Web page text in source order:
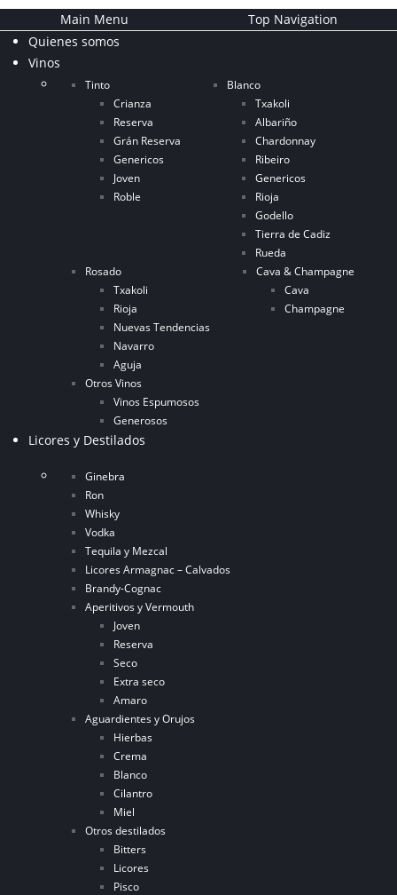
Main Menu
Top Navigation
Quienes somos
Vinos
Tinto
Crianza
Reserva
Grán Reserva
Genericos
Joven
Roble
Blanco
Txakoli
Albariño
Chardonnay
Ribeiro
Genericos
Rioja
Godello
Tierra de Cadiz
Rueda
Rosado
Txakoli
Rioja
Nuevas Tendencias
Navarro
Aguja
Cava & Champagne
Cava
Champagne
Otros Vinos
Vinos Espumosos
Generosos
Licores y Destilados
Ginebra
Ron
Whisky
Vodka
Tequila y Mezcal
Licores Armagnac – Calvados
Brandy-Cognac
Aperitivos y Vermouth
Joven
Reserva
Seco
Extra seco
Amaro
Aguardientes y Orujos
Hierbas
Crema
Blanco
Cilantro
Miel
Otros destilados
Bitters
Licores
Pisco